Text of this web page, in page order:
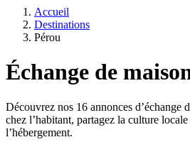
Accueil
Destinations
Pérou
Échange de
Découvrez nos 16 annonces d’échange
chez l’habitant, partagez la culture
l’hébergement.